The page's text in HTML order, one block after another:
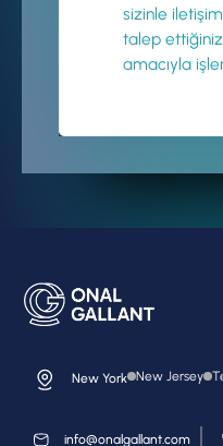
sizinle
talep
amacıyla
New York New Jersey
info@onalgallant.com